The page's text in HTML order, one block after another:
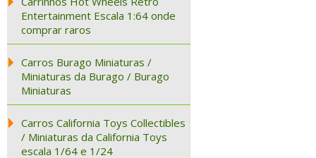
Entertainment Escala 1:64 onde
comprar raros
Carros Burago Miniaturas /
Miniaturas da Burago / Burago
Miniaturas
Carros California Toys Collectibles
/ Miniaturas da California Toys
escala 1/64 e 1/24